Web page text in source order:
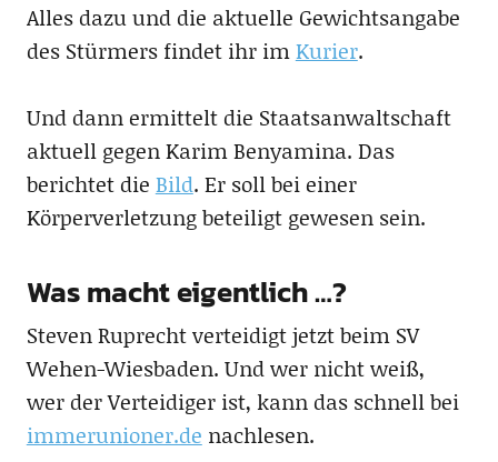
Alles dazu und die aktuelle Gewichtsangabe
des Stürmers findet ihr imKurier.
Und dann ermittelt die Staatsanwaltschaft
aktuell gegen Karim Benyamina. Das
berichtet die Bild. Er soll bei einer
Körperverletzung beteiligt gewesen sein.
Was macht eigentlich …?
Steven Ruprecht verteidigt jetzt beim SV
Wehen-Wiesbaden. Und wer nicht weiß,
wer der Verteidiger ist, kann das schnell bei
immerunioner.de nachlesen.